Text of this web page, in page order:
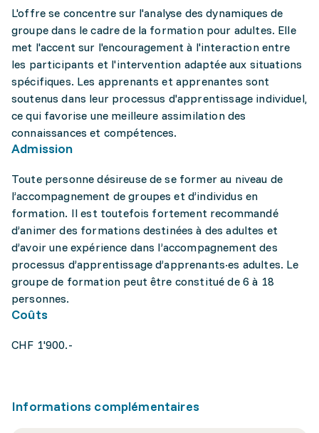
L'offre se concentre sur l'analyse des dynamiques de
groupe dans le cadre de la formation pour adultes. Elle
met l'accent sur l'encouragement à l'interaction entre
les participants et l'intervention adaptée aux situations
spécifiques. Les apprenants et apprenantes sont
soutenus dans leur processus d'apprentissage individuel,
ce qui favorise une meilleure assimilation des
connaissances et compétences.
Admission
Toute personne désireuse de se former au niveau de
l’accompagnement de groupes et d’individus en
formation. Il est toutefois fortement recommandé
d’animer des formations destinées à des adultes et
d’avoir une expérience dans l’accompagnement des
processus d’apprentissage d’apprenants·es adultes. Le
groupe de formation peut être constitué de 6 à 18
personnes.
Coûts
CHF 1'900.-
Informations complémentaires